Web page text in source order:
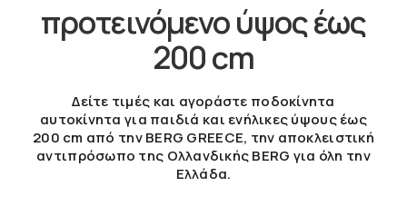
προτεινόμενο ύψος έως
200 cm
Δείτε τιμές και αγοράστε ποδοκίνητα
αυτοκίνητα για παιδιά και ενήλικες ύψους έως
200 cm από την BERG GREECE, την αποκλειστική
αντιπρόσωπο της Ολλανδικής BERG για όλη την
Ελλάδα.